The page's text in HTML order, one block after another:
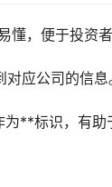
，便于投资者
应公司的信息
**标识，有助